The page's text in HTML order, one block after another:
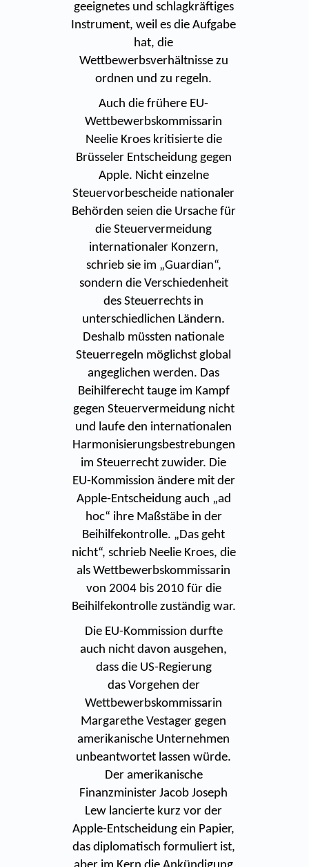
geeignetes und schlagkräftiges
Instrument, weil es die Aufgabe
hat, die
Wettbewerbsverhältnisse zu
ordnen und zu regeln.
Auch die frühere EU-
Wettbewerbskommissarin
Neelie Kroes kritisierte die
Brüsseler Entscheidung gegen
Apple. Nicht einzelne
Steuervorbescheide nationaler
Behörden seien die Ursache für
die Steuervermeidung
internationaler Konzern,
schrieb sie im „Guardian“,
sondern die Verschiedenheit
des Steuerrechts in
unterschiedlichen Ländern.
Deshalb müssten nationale
Steuerregeln möglichst global
angeglichen werden. Das
Beihilferecht tauge im Kampf
gegen Steuervermeidung nicht
und laufe den internationalen
Harmonisierungsbestrebungen
im Steuerrecht zuwider. Die
EU-Kommission ändere mit der
Apple-Entscheidung auch „ad
hoc“ ihre Maßstäbe in der
Beihilfekontrolle. „Das geht
nicht“, schrieb Neelie Kroes, die
als Wettbewerbskommissarin
von 2004 bis 2010 für die
Beihilfekontrolle zuständig war.
Die EU-Kommission durfte
auch nicht davon ausgehen,
dass die US-Regierung
das Vorgehen der
Wettbewerbskommissarin
Margarethe Vestager gegen
amerikanische Unternehmen
unbeantwortet lassen würde.
Der amerikanische
Finanzminister Jacob Joseph
Lew lancierte kurz vor der
Apple-Entscheidung ein Papier,
das diplomatisch formuliert ist,